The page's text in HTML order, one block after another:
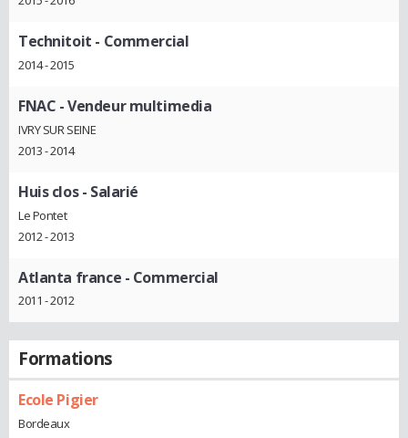
Technitoit - Commercial
2014 - 2015
FNAC - Vendeur multimedia
IVRY SUR SEINE
2013 - 2014
Huis clos- Salarié
Le Pontet
2012 - 2013
Atlanta france - Commercial
2011 - 2012
Formations
Ecole Pigier
Bordeaux